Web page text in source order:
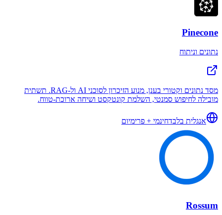
Pinecone
נתונים וניתוח
מסד נתונים וקטורי בענן, מנוע הזיכרון לסוכני AI ול-RAG. תשתית
מובילה לחיפוש סמנטי, השלמת קונטקסט ושיחה ארוכת-טווח.
אנגלית בלבדחינמי + פרימיום
Rossum